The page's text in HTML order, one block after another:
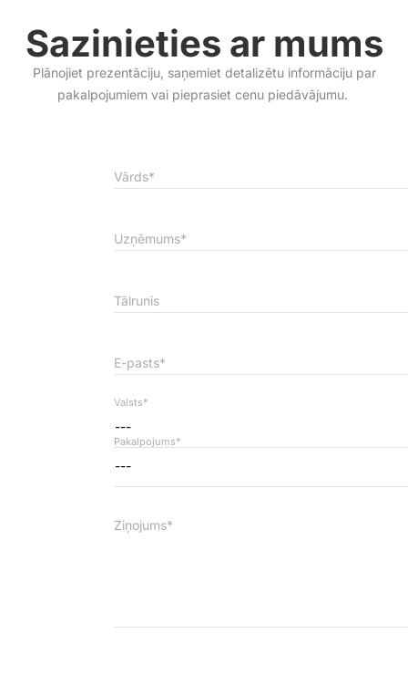
Sazinieties ar mums
Plānojiet prezentāciju, saņemiet detalizētu informāciju par
pakalpojumiem vai pieprasiet cenu piedāvājumu.
Vārds*
Uzņēmums*
Tālrunis
E-pasts*
---
Valsts*
---
Pakalpojums*
Ziņojums*